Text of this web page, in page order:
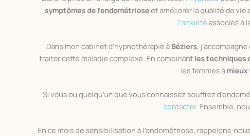
symptômes de l’endométrioseet améliorer la qualité de vie
l’anxiétéassociés à
Dans mon cabinet d’hypnothérapie àBéziers,
traiter cette maladie complexe. En combinantles techniques
les femmes àmieux
Si vous ou quelqu’un que vous connaissez souffrez
contacter. Ensemble,
En ce mois de sensibilisation à l’endométriose, rappelons-